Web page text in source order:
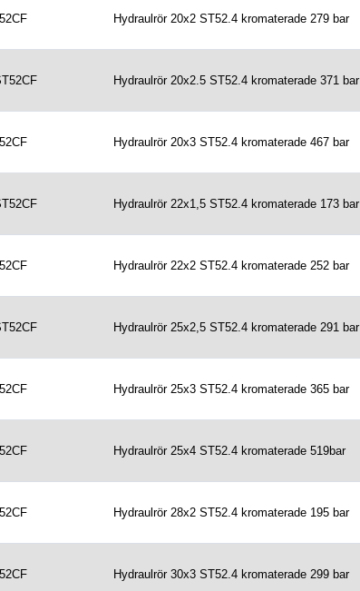
Hydraulrör 20x2 ST52.4 kromaterade 279 bar
Hydraulrör 20x2.5 ST52.4 kromaterade 371 bar
Hydraulrör 20x3 ST52.4 kromaterade 467 bar
Hydraulrör 22x1,5 ST52.4 kromaterade 173 bar
Hydraulrör 22x2 ST52.4 kromaterade 252 bar
Hydraulrör 25x2,5 ST52.4 kromaterade 291 bar
Hydraulrör 25x3 ST52.4 kromaterade 365 bar
Hydraulrör 25x4 ST52.4 kromaterade 519bar
Hydraulrör 28x2 ST52.4 kromaterade 195 bar
Hydraulrör 30x3 ST52.4 kromaterade 299 bar